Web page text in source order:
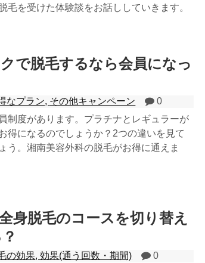
毛を受けた体験談をお話ししていきます。
で脱毛するなら会員になっ
なプラン, その他キャンペーン
0
制度があります。プラチナとレギュラーが
得になるのでしょうか？2つの違いを見て
う。湘南美容外科の脱毛がお得に通えま
身脱毛のコースを切り替え
の効果,効果(通う回数・期間)
0